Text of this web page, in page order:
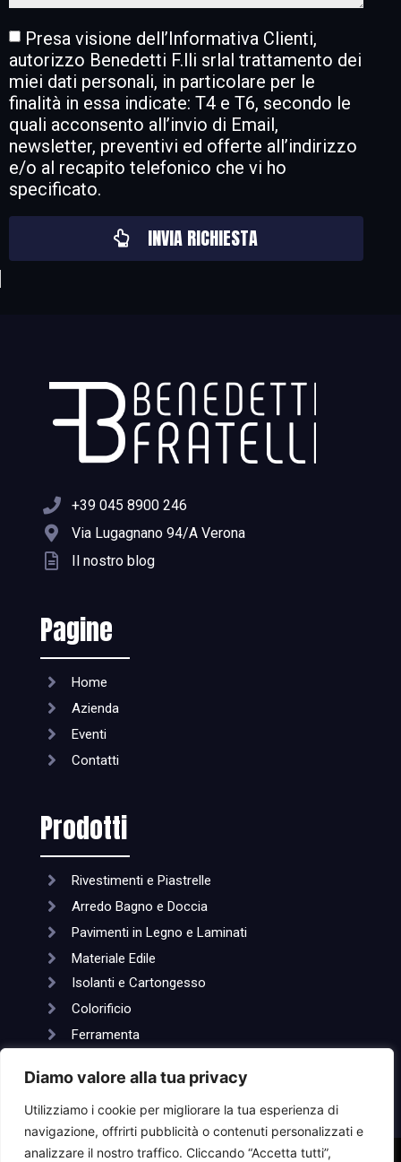
Diamo valore alla tua privacy
Utilizziamo i cookie per migliorare la tua esperienza di
navigazione, offrirti pubblicità o contenuti personalizzati e
analizzare il nostro traffico. Cliccando “Accetta tutti”,
Presa visione dell’Informativa Clienti,
autorizzo Benedetti F.lli srlal trattamento dei
miei dati personali, in particolare per le
finalità in essa indicate: T4 e T6, secondo le
quali acconsento all’invio di Email,
newsletter, preventivi ed offerte all’indirizzo
e/o al recapito telefonico che vi ho
specificato.
INVIA RICHIESTA
+39 045 8900 246
Via Lugagnano 94/A Verona
Il nostro blog
Pagine
Home
Azienda
Eventi
Contatti
Prodotti
Rivestimenti e Piastrelle
Arredo Bagno e Doccia
Pavimenti in Legno e Laminati
Materiale Edile
Isolanti e Cartongesso
Colorificio
Ferramenta